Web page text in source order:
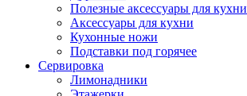
Полезные аксессуары для кухни
Аксессуары для кухни
Кухонные ножи
Подставки под горячее
Сервировка
Лимонадники